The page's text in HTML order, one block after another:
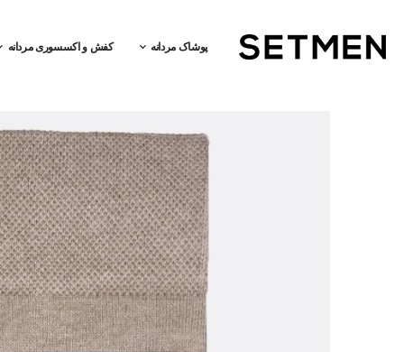
پوشاک مردانه کفش و اکسسوری مردانه